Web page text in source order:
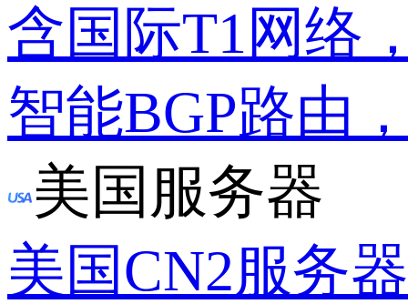
含国际T1网络
智能BGP路由
美国服务器
美国CN2服务器